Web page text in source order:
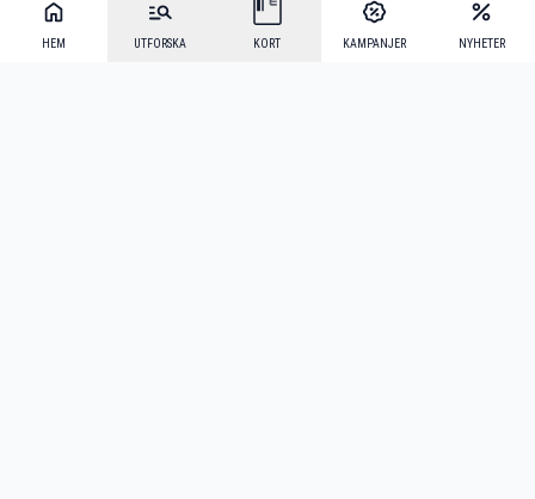
HEM UTFORSKA KORT KAMPANJER NYHETER